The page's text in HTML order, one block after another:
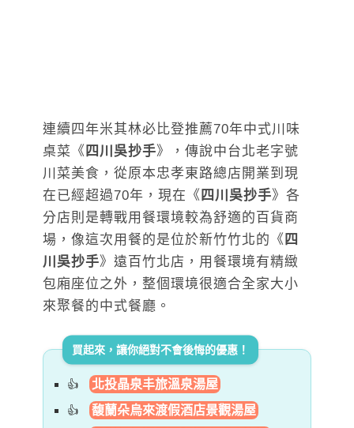
連續四年米其林必比登推薦70年中式川味
桌菜《 四川吳抄手》，傳說中台北老字號
川菜美食，從原本忠孝東路總店開業到現
在已經超過70年，現在《 四川吳抄手》各
分店則是轉戰用餐環境較為舒適的百貨商
場，像這次用餐的是位於新竹竹北的《 四
川吳抄手》遠百竹北店，用餐環境有精緻
包廂座位之外，整個環境很適合全家大小
來聚餐的中式餐廳。
買起來，讓你絕對不會後悔的優惠！
北投晶泉丰旅溫泉湯屋
馥蘭朵烏來渡假酒店景觀湯屋